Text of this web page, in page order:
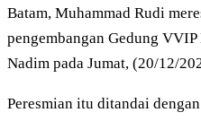
Batam, Muhammad Rudi
pengembangan Gedung
Nadim pada Jumat, (20/12/
Peresmian itu ditandai